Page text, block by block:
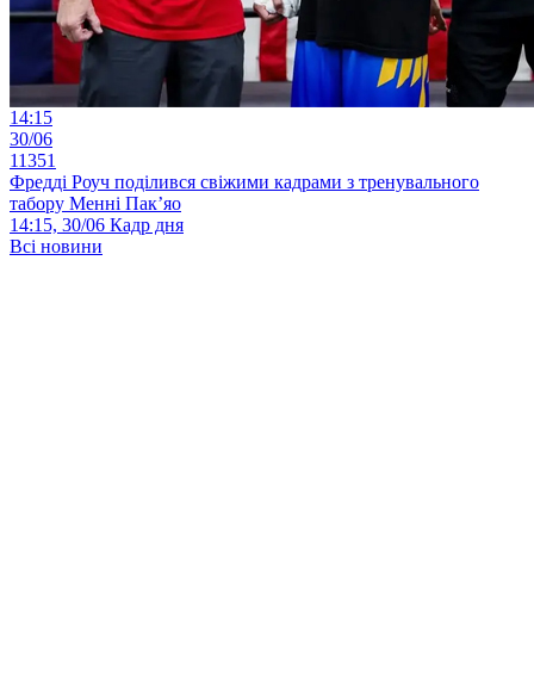
14:15
30/06
11351
Фредді Роуч поділився свіжими кадрами з тренувального
табору Менні Пак’яо
14:15, 30/06 Кадр дня
Всі новини